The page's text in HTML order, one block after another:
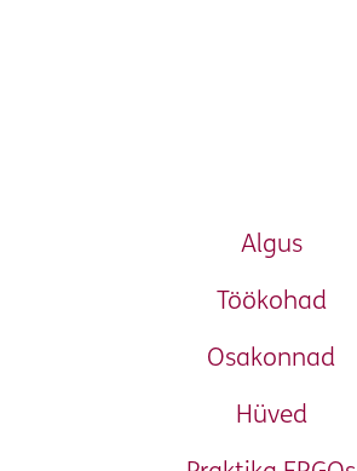
Algus
Töökohad
Osakonnad
Hüved